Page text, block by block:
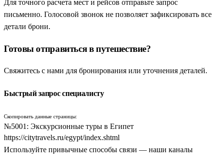
грандиозныеПирамиды Гизы(в путеводителях также —
Пирамиды в Гизе) — единственное сохранившееся до наших
дней чудо древнего мира. Туристы без спешки исследуют
отправляются к истокам древнего государства. Экскурсия
обязательно включает древнейшую столицу
Джосера.
Египетский музей
на площади Тахрир, хранящий бесценные
сокровища гробницы Тутанхамона и уникальные саркофаги.
Культурную программу столицы прекрасно дополняет
Для точного расчета мест и рейсов отправьте запрос
письменно. Голосовой звонок не позволяет зафиксировать все
детали брони.
Готовы отправиться в путешествие?
Свяжитесь с нами для бронирования или уточнения деталей.
Быстрый запрос специалисту
Скопировать данные страницы:
№5001: Экскурсионные туры в Египет
https://citytravels.ru/egypt/index.shtml
Используйте привычные способы связи — наши каналы